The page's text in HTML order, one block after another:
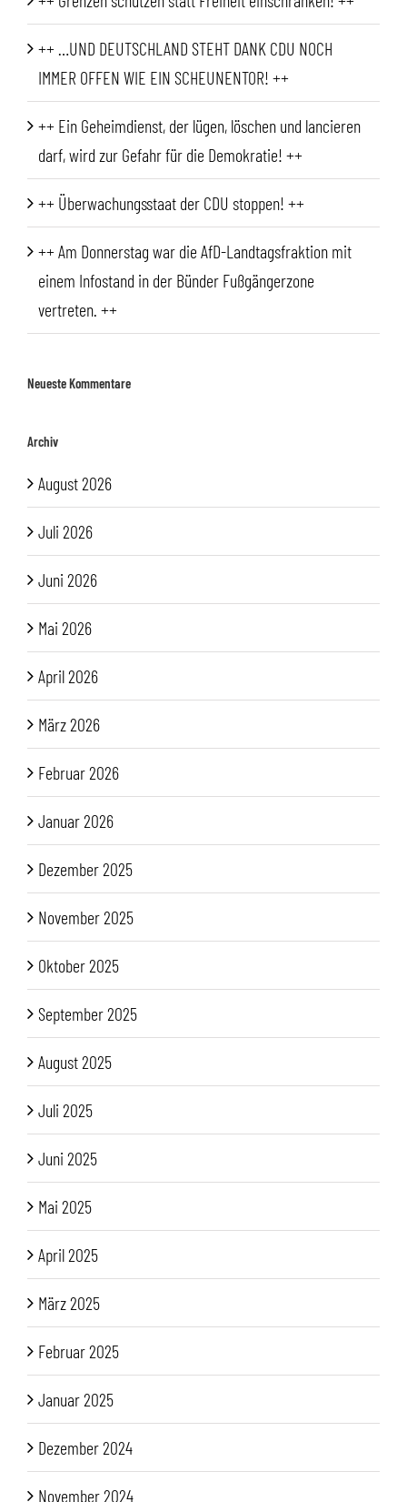
++ …UND DEUTSCHLAND STEHT DANK CDU NOCH
IMMER OFFEN WIE EIN SCHEUNENTOR! ++
++ Ein Geheimdienst, der lügen, löschen und lancieren
darf, wird zur Gefahr für die Demokratie! ++
++ Überwachungsstaat der CDU stoppen! ++
++ Am Donnerstag war die AfD-Landtagsfraktion mit
einem Infostand in der Bünder Fußgängerzone
vertreten. ++
Neueste Kommentare
Archiv
August 2026
Juli 2026
Juni 2026
Mai 2026
April 2026
März 2026
Februar 2026
Januar 2026
Dezember 2025
November 2025
Oktober 2025
September 2025
August 2025
Juli 2025
Juni 2025
Mai 2025
April 2025
März 2025
Februar 2025
Januar 2025
Dezember 2024
November 2024